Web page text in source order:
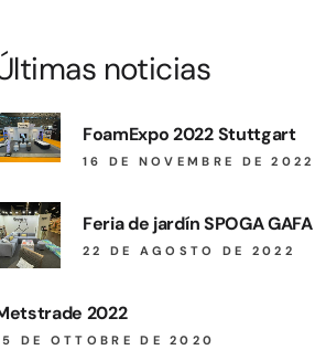
noticias
FoamExpo 2022 Stuttgart
16 DE NOVEMBRE DE 2022
Feria de jardín SPOGA GAFA
22 DE AGOSTO DE 2022
2022
DE OTTOBRE DE 2020